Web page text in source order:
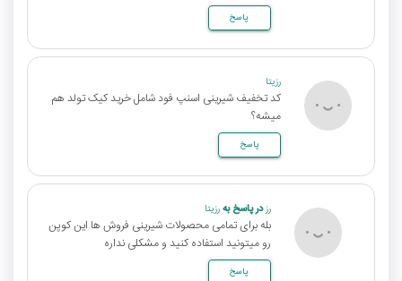
پاسخ
رزیتا
کد تخفیف شیرینی اسنپ فود شامل خرید کیک تولد هم
میشه؟
پاسخ
رزدر پاسخ بهرزیتا
بله برای تمامی محصولات شیرینی فروش ها این کوپن
رو میتونید استفاده کنید و مشکلی نداره
پاسخ